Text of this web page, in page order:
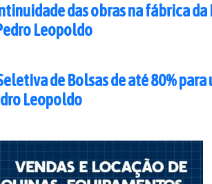
das obras na fábrica da
Leopoldo
de Bolsas de até 80% para
Leopoldo